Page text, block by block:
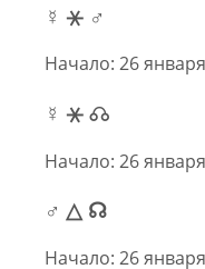
☿ ⚹ ♂
Начало: 26
☿ ⚹ ☊
Начало: 26
♂ △ ☊
Начало: 26